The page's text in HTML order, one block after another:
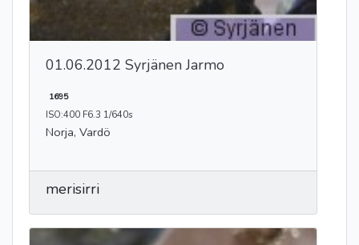
01.06.2012 Syrjänen Jarmo
1695
ISO:400 F6.3 1/640s
Norja, Vardö
merisirri